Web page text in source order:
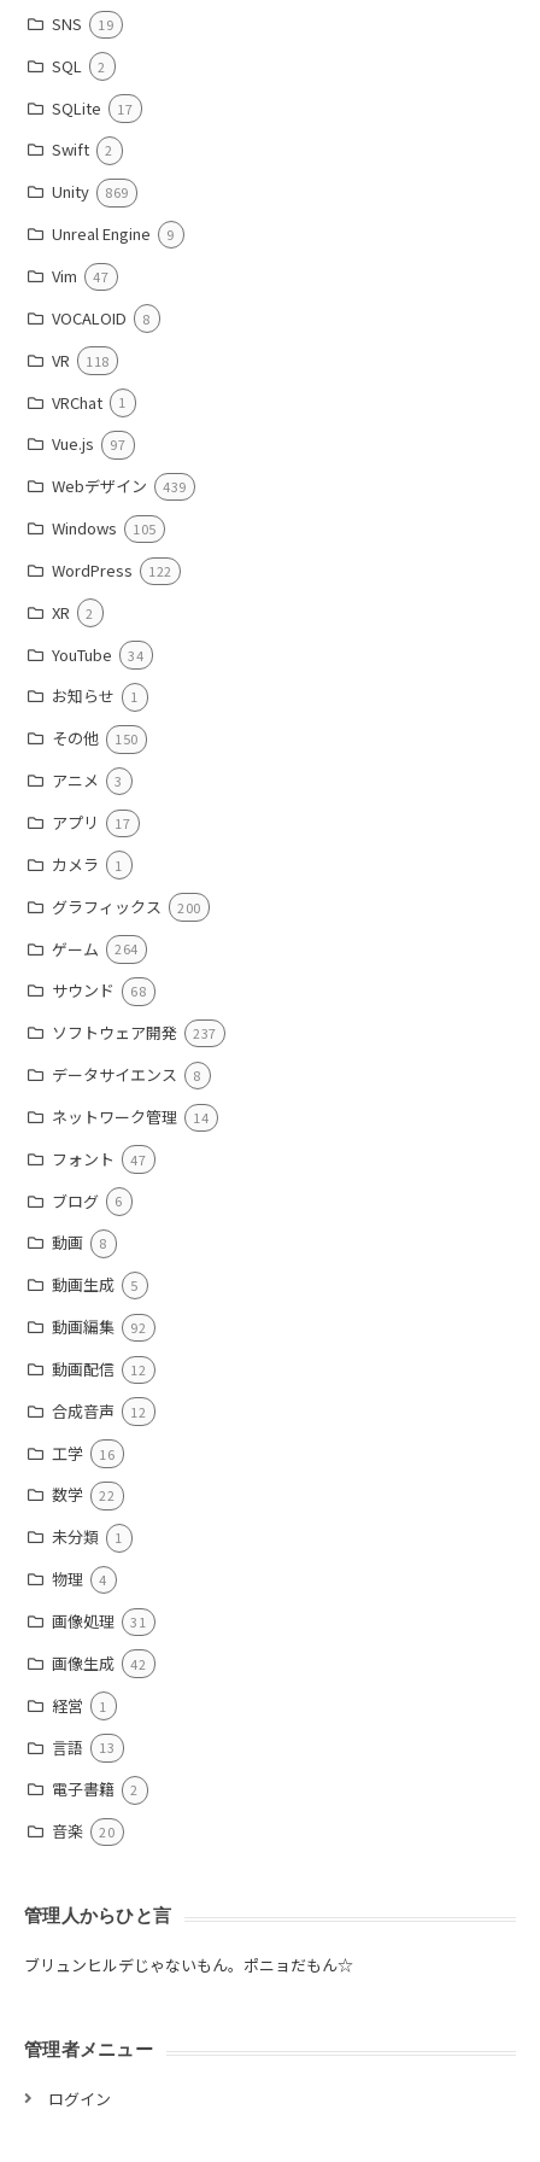
SNS 19
SQL 2
SQLite 17
Swift 2
Unity 869
Unreal Engine 9
Vim 47
VOCALOID 8
VR 118
VRChat 1
Vue.js 97
Webデザイン 439
Windows 105
WordPress 122
XR 2
YouTube 34
お知らせ 1
その他 150
アニメ 3
アプリ 17
カメラ 1
グラフィックス 200
ゲーム 264
サウンド 68
ソフトウェア開発 237
データサイエンス 8
ネットワーク管理 14
フォント 47
ブログ 6
動画 8
動画生成 5
動画編集 92
動画配信 12
合成音声 12
工学 16
数学 22
未分類 1
物理 4
画像処理 31
画像生成 42
経営 1
言語 13
電子書籍 2
音楽 20
管理人からひと言
ブリュンヒルデじゃないもん。ポニョだもん☆
管理者メニュー
ログイン